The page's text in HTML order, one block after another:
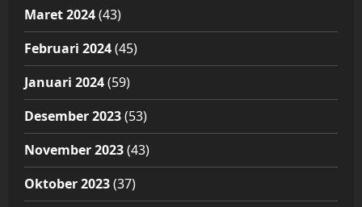
Maret 2024(43)
Februari 2024(45)
Januari 2024(59)
Desember 2023(53)
November 2023(43)
Oktober 2023(37)